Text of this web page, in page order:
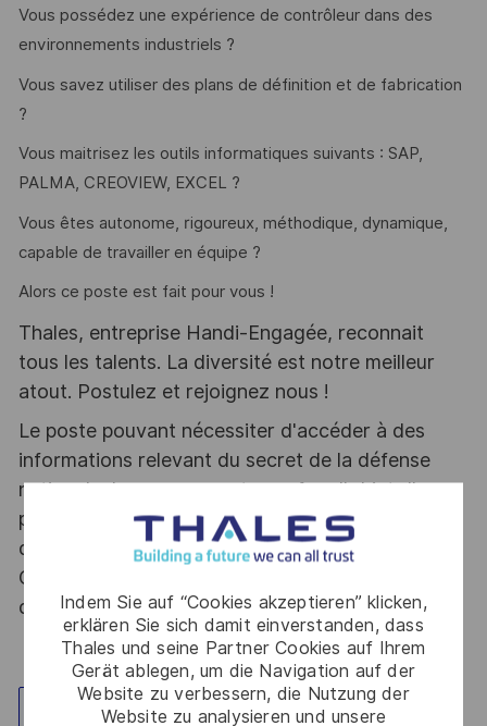
Indem Sie auf “Cookies akzeptieren” klicken,
erklären Sie sich damit einverstanden, dass
Thales und seine Partner Cookies auf Ihrem
Gerät ablegen, um die Navigation auf der
Website zu verbessern, die Nutzung der
Website zu analysieren und unsere
Vous possédez une expérience de contrôleur dans des
environnements industriels ?
Vous savez utiliser des plans de définition et de fabrication
?
Vous maitrisez les outils informatiques suivants : SAP,
PALMA, CREOVIEW, EXCEL ?
Vous êtes autonome, rigoureux, méthodique, dynamique,
capable de travailler en équipe ?
Alors ce poste est fait pour vous !
Thales, entreprise Handi-Engagée, reconnait
tous les talents. La diversité est notre meilleur
atout. Postulez et rejoignez nous !
Le poste pouvant nécessiter d'accéder à des
informations relevant du secret de la défense
nationale, la personne retenue fera l'objet d'une
procédure d’habilitation, conformément aux
dispositions des articles R.2311-1 et suivants du
Code de la défense et de l’IGI 1300 SGDSN/PSE
du 09 août 2021.
Standort erkunden